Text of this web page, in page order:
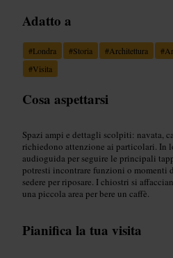
Adatto a
#Londra #Storia #Architettura #
#Visita
Cosa aspettarsi
Spazi ampi e dettagli scolpiti: navata,
richiedono attenzione ai particolari. In
audioguida per seguire le principali
potresti incontrare funzioni o momenti
sedere per riposare. I chiostri si
una piccola area per bere un caffè.
Pianifica la tua visita